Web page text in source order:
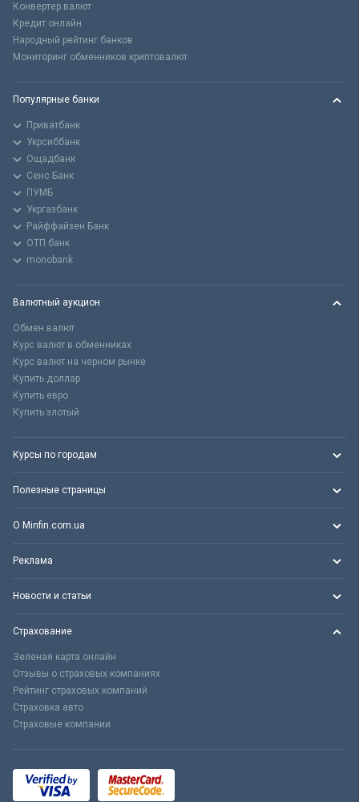
Конвертер валют
Кредит онлайн
Народный рейтинг банков
Мониторинг обменников криптовалют
Популярные банки
Приватбанк
Укрсиббанк
Ощадбанк
Сенс Банк
ПУМБ
Укргазбанк
Райффайзен Банк
ОТП банк
monobank
Валютный аукцион
Обмен валют
Курс валют в обменниках
Курс валют на черном рынке
Купить доллар
Купить евро
Купить злотый
Курсы по городам
Полезные страницы
О Minfin.com.ua
Реклама
Новости и статьи
Страхование
Зеленая карта онлайн
Отзывы о страховых компаниях
Рейтинг страховых компаний
Страховка авто
Страховые компании